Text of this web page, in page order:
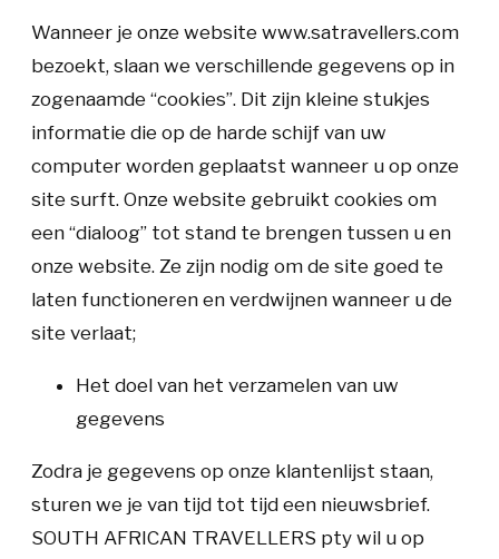
Wanneer je onze website www.satravellers.com
bezoekt, slaan we verschillende gegevens op in
zogenaamde “cookies”. Dit zijn kleine stukjes
informatie die op de harde schijf van uw
computer worden geplaatst wanneer u op onze
site surft. Onze website gebruikt cookies om
een “dialoog” tot stand te brengen tussen u en
onze website. Ze zijn nodig om de site goed te
laten functioneren en verdwijnen wanneer u de
site verlaat;
Het doel van het verzamelen van uw
gegevens
Zodra je gegevens op onze klantenlijst staan,
sturen we je van tijd tot tijd een nieuwsbrief.
SOUTH AFRICAN TRAVELLERS pty wil u op